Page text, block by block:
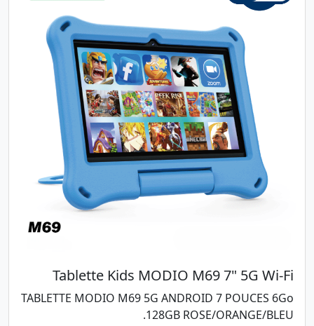
Tablette Kids MODIO M69 7" 5G Wi-Fi
TABLETTE MODIO M69 5G ANDROID 7 POUCES 6Go
128GB ROSE/ORANGE/BLEU.